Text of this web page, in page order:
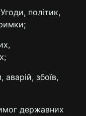
політик,
збоїв,
державних